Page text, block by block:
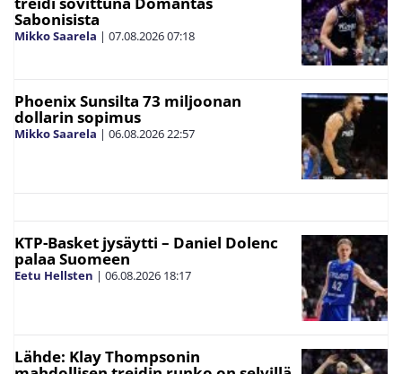
Sabonisista
Mikko Saarela | 07.08.202607:18
Phoenix Sunsilta 73 miljoonan
dollarin sopimus
Mikko Saarela | 06.08.202622:57
KTP-Basket jysäytti – Daniel Dolenc
palaa Suomeen
Eetu Hellsten | 06.08.2026 18:17
Lähde: Klay Thompsonin